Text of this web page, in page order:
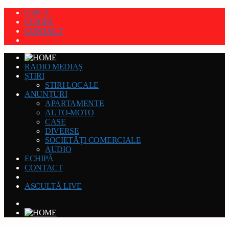
GRILĂ
ECHIPĂ
CONTACT
RADIO MEDIAȘ
ȘTIRI
STIRI LOCALE
ANUNȚURI
APARTAMENTE
AUTO-MOTO
CASE
DIVERSE
SOCIETĂȚI COMERCIALE
AUDIO
ECHIPĂ
CONTACT
ASCULTĂ LIVE